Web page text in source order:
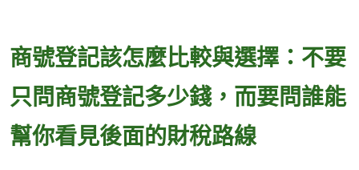
商號登記該怎麼比較與選擇：不要
只問商號登記多少錢，而要問誰能
幫你看見後面的財稅路線